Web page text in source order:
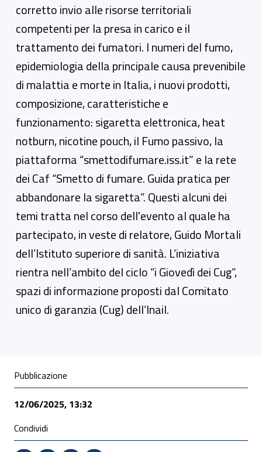
corretto invio alle risorse territoriali
competenti per la presa in carico e il
trattamento dei fumatori. I numeri del fumo,
epidemiologia della principale causa prevenibile
di malattia e morte in Italia, i nuovi prodotti,
composizione, caratteristiche e
funzionamento: sigaretta elettronica, heat
notburn, nicotine pouch, il Fumo passivo, la
piattaforma “smettodifumare.iss.it” e la rete
dei Caf “Smetto di fumare. Guida pratica per
abbandonare la sigaretta”. Questi alcuni dei
temi tratta nel corso dell'evento al quale ha
partecipato, in veste di relatore, Guido Mortali
dell’Istituto superiore di sanità. L’iniziativa
rientra nell’ambito del ciclo “i Giovedì dei Cug”,
spazi di informazione proposti dal Comitato
unico di garanzia (Cug) dell’Inail.
Condivisione social
Pubblicazione
12/06/2025, 13:32
Condividi